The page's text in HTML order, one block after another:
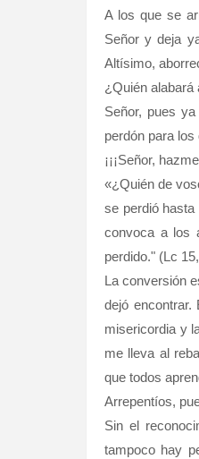
A los que se
Señor y deja
Altísimo,
¿Quién
Señor, pues
perdón para
¡¡¡Señor,
«¿Quién de
se perdió
convoca a los
perdido." (Lc
La conversión
dejó
misericordia y
me lleva al
que todos
Arrepentíos,
Sin el
tampoco hay